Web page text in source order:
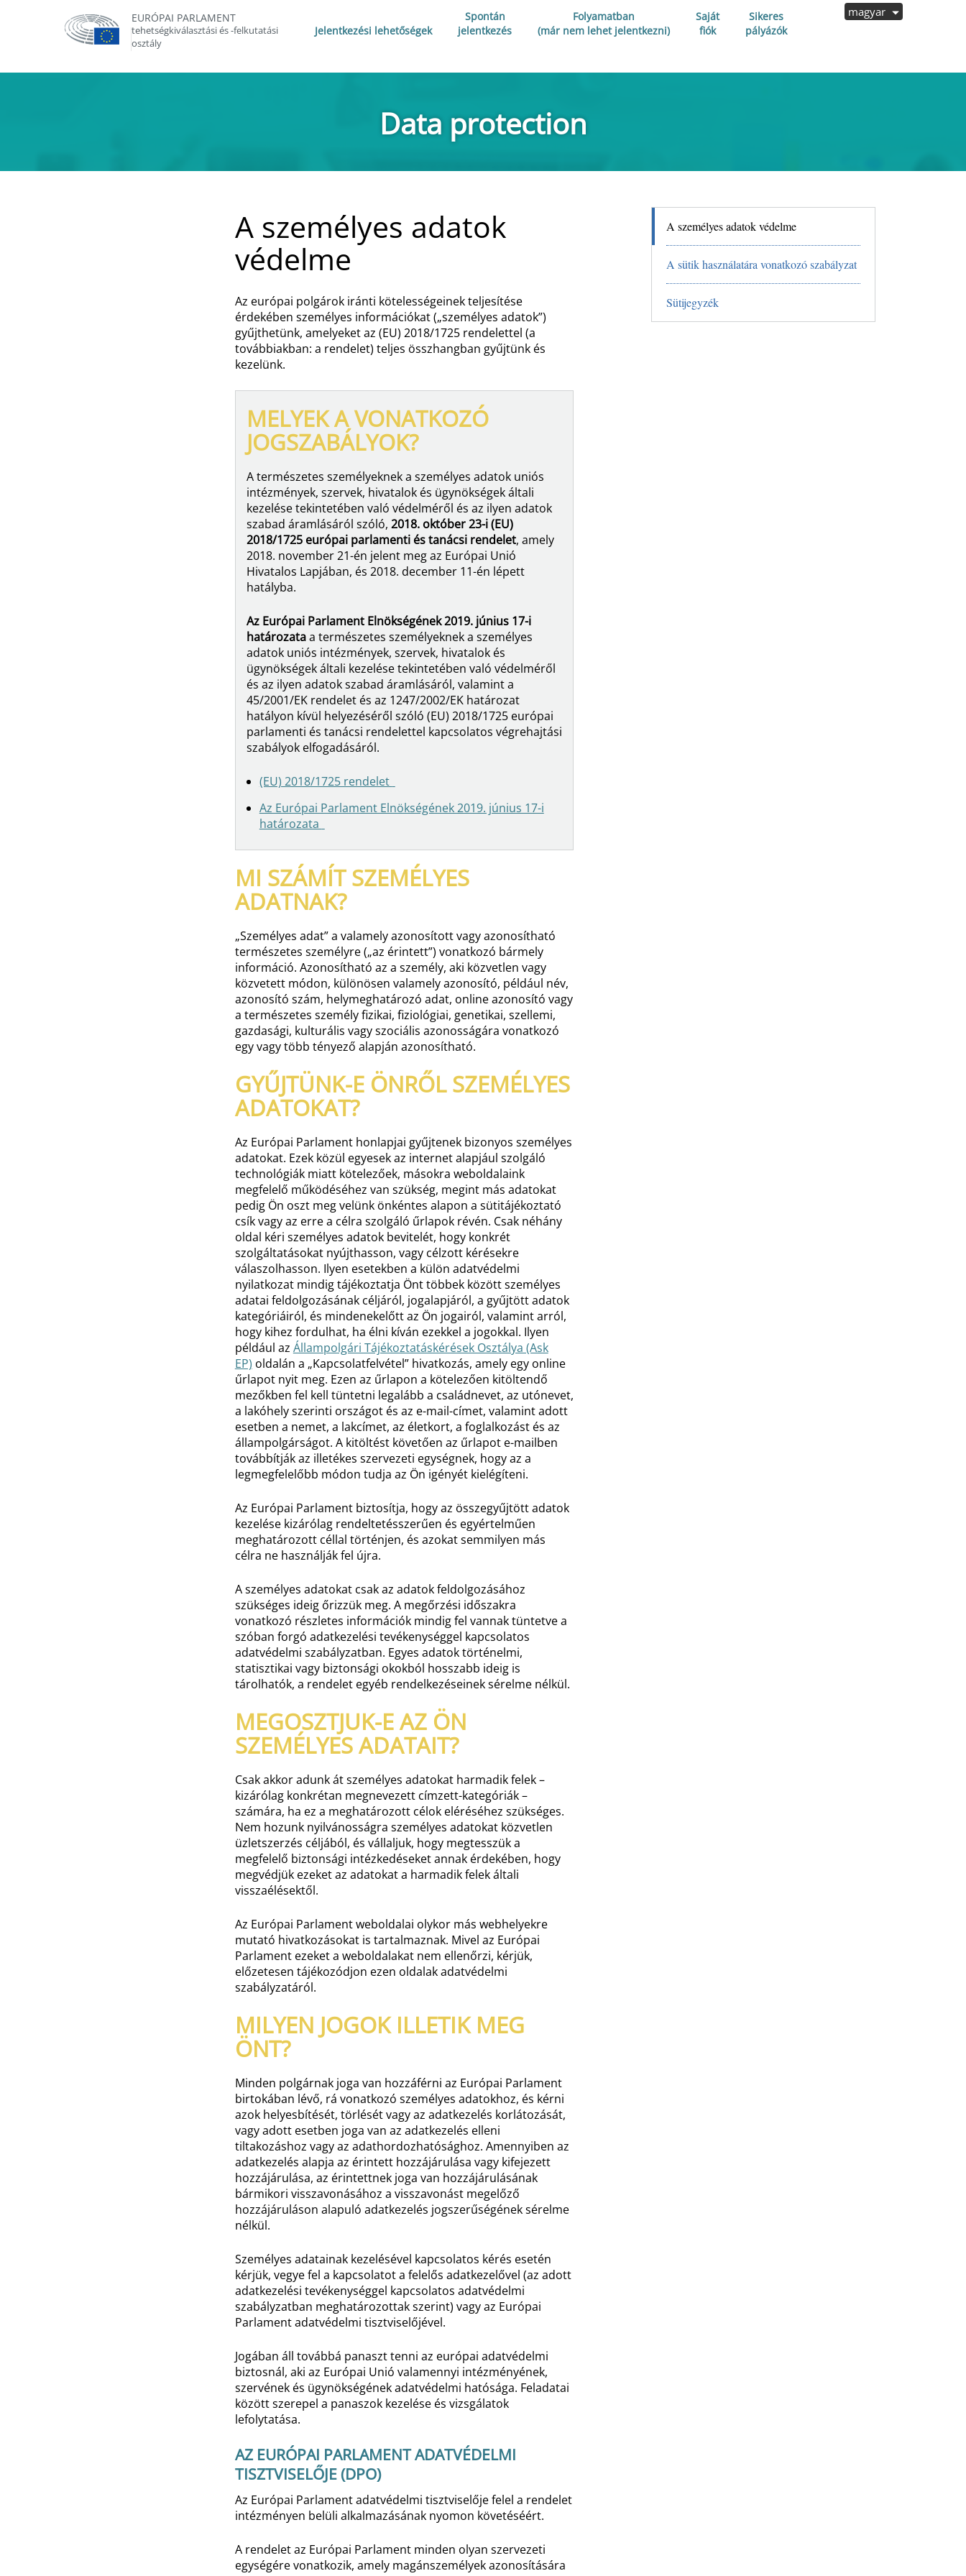
EURÓPAI PARLAMENT
tehetségkiválasztási és -felkutatási
osztály
Jelentkezési lehetőségek
Spontán
jelentkezés
Folyamatban
(már nem lehet jelentkezni)
Saját
fiók
Sikeres
pályázók
magyar
Data protection
A személyes adatok
védelme
Az európai polgárok iránti kötelességeinek teljesítése
érdekében személyes információkat („személyes adatok”)
gyűjthetünk, amelyeket az (EU) 2018/1725 rendelettel (a
továbbiakban: a rendelet) teljes összhangban gyűjtünk és
kezelünk.
MELYEK A VONATKOZÓ
JOGSZABÁLYOK?
A természetes személyeknek a személyes adatok uniós
intézmények, szervek, hivatalok és ügynökségek általi
kezelése tekintetében való védelméről és az ilyen adatok
szabad áramlásáról szóló, 2018. október 23-i (EU)
2018/1725 európai parlamenti és tanácsi rendelet, amely
2018. november 21-én jelent meg az Európai Unió
Hivatalos Lapjában, és 2018. december 11-én lépett
hatályba.
Az Európai Parlament Elnökségének 2019. június 17-i
határozataa természetes személyeknek a személyes
adatok uniós intézmények, szervek, hivatalok és
ügynökségek általi kezelése tekintetében való védelméről
és az ilyen adatok szabad áramlásáról, valamint a
45/2001/EK rendelet és az 1247/2002/EK határozat
hatályon kívül helyezéséről szóló (EU) 2018/1725 európai
parlamenti és tanácsi rendelettel kapcsolatos végrehajtási
szabályok elfogadásáról.
(EU) 2018/1725 rendelet
Az Európai Parlament Elnökségének 2019. június 17-i
határozata
MI SZÁMÍT SZEMÉLYES
ADATNAK?
„Személyes adat” a valamely azonosított vagy azonosítható
természetes személyre („az érintett”) vonatkozó bármely
információ. Azonosítható az a személy, aki közvetlen vagy
közvetett módon, különösen valamely azonosító, például név,
azonosító szám, helymeghatározó adat, online azonosító vagy
a természetes személy fizikai, fiziológiai, genetikai, szellemi,
gazdasági, kulturális vagy szociális azonosságára vonatkozó
egy vagy több tényező alapján azonosítható.
GYŰJTÜNK-E ÖNRŐL SZEMÉLYES
ADATOKAT?
Az Európai Parlament honlapjai gyűjtenek bizonyos személyes
adatokat. Ezek közül egyesek az internet alapjául szolgáló
technológiák miatt kötelezőek, másokra weboldalaink
megfelelő működéséhez van szükség, megint más adatokat
pedig Ön oszt meg velünk önkéntes alapon a sütitájékoztató
csík vagy az erre a célra szolgáló űrlapok révén. Csak néhány
oldal kéri személyes adatok bevitelét, hogy konkrét
szolgáltatásokat nyújthasson, vagy célzott kérésekre
válaszolhasson. Ilyen esetekben a külön adatvédelmi
nyilatkozat mindig tájékoztatja Önt többek között személyes
adatai feldolgozásának céljáról, jogalapjáról, a gyűjtött adatok
kategóriáiról, és mindenekelőtt az Ön jogairól, valamint arról,
hogy kihez fordulhat, ha élni kíván ezekkel a jogokkal. Ilyen
például az Állampolgári Tájékoztatáskérések Osztálya (Ask
EP) oldalán a „Kapcsolatfelvétel” hivatkozás, amely egy online
űrlapot nyit meg. Ezen az űrlapon a kötelezően kitöltendő
mezőkben fel kell tüntetni legalább a családnevet, az utónevet,
a lakóhely szerinti országot és az e-mail-címet, valamint adott
esetben a nemet, a lakcímet, az életkort, a foglalkozást és az
állampolgárságot. A kitöltést követően az űrlapot e-mailben
továbbítják az illetékes szervezeti egységnek, hogy az a
legmegfelelőbb módon tudja az Ön igényét kielégíteni.
Az Európai Parlament biztosítja, hogy az összegyűjtött adatok
kezelése kizárólag rendeltetésszerűen és egyértelműen
meghatározott céllal történjen, és azokat semmilyen más
célra ne használják fel újra.
A személyes adatokat csak az adatok feldolgozásához
szükséges ideig őrizzük meg. A megőrzési időszakra
vonatkozó részletes információk mindig fel vannak tüntetve a
szóban forgó adatkezelési tevékenységgel kapcsolatos
adatvédelmi szabályzatban. Egyes adatok történelmi,
statisztikai vagy biztonsági okokból hosszabb ideig is
tárolhatók, a rendelet egyéb rendelkezéseinek sérelme nélkül.
MEGOSZTJUK-E AZ ÖN
SZEMÉLYES ADATAIT?
Csak akkor adunk át személyes adatokat harmadik felek –
kizárólag konkrétan megnevezett címzett-kategóriák –
számára, ha ez a meghatározott célok eléréséhez szükséges.
Nem hozunk nyilvánosságra személyes adatokat közvetlen
üzletszerzés céljából, és vállaljuk, hogy megtesszük a
megfelelő biztonsági intézkedéseket annak érdekében, hogy
megvédjük ezeket az adatokat a harmadik felek általi
visszaélésektől.
Az Európai Parlament weboldalai olykor más webhelyekre
mutató hivatkozásokat is tartalmaznak. Mivel az Európai
Parlament ezeket a weboldalakat nem ellenőrzi, kérjük,
előzetesen tájékozódjon ezen oldalak adatvédelmi
szabályzatáról.
MILYEN JOGOK ILLETIK MEG
ÖNT?
Minden polgárnak joga van hozzáférni az Európai Parlament
birtokában lévő, rá vonatkozó személyes adatokhoz, és kérni
azok helyesbítését, törlését vagy az adatkezelés korlátozását,
vagy adott esetben joga van az adatkezelés elleni
tiltakozáshoz vagy az adathordozhatósághoz. Amennyiben az
adatkezelés alapja az érintett hozzájárulása vagy kifejezett
hozzájárulása, az érintettnek joga van hozzájárulásának
bármikori visszavonásához a visszavonást megelőző
hozzájáruláson alapuló adatkezelés jogszerűségének sérelme
nélkül.
Személyes adatainak kezelésével kapcsolatos kérés esetén
kérjük, vegye fel a kapcsolatot a felelős adatkezelővel (az adott
adatkezelési tevékenységgel kapcsolatos adatvédelmi
szabályzatban meghatározottak szerint) vagy az Európai
Parlament adatvédelmi tisztviselőjével.
Jogában áll továbbá panaszt tenni az európai adatvédelmi
biztosnál, aki az Európai Unió valamennyi intézményének,
szervének és ügynökségének adatvédelmi hatósága. Feladatai
között szerepel a panaszok kezelése és vizsgálatok
lefolytatása.
AZ EURÓPAI PARLAMENT ADATVÉDELMI
TISZTVISELŐJE (DPO)
Az Európai Parlament adatvédelmi tisztviselője felel a rendelet
intézményen belüli alkalmazásának nyomon követéséért.
A rendelet az Európai Parlament minden olyan szervezeti
egységére vonatkozik, amely magánszemélyek azonosítására
A személyes adatok védelme
A sütik használatára vonatkozó szabályzat
Sütijegyzék